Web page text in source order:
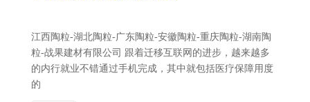
江西陶粒-湖北陶粒-广东陶粒-安徽陶粒-重庆陶粒-湖南陶
粒-战果建材有限公司 跟着迁移互联网的进步，越来越多
的内行就业不错通过手机完成，其中就包括医疗保障用度
的